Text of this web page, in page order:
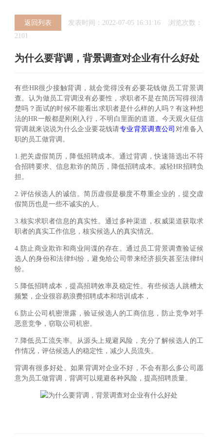
返回列表
发表时间：2022-07-05 16:31:16 浏览次数：
2101
为什么要背调，背景调查对企业有什么好处
有些HR很少接触背调，就会觉得没有必要花钱做员工背景调
查。认为做员工背调没有必要性，求职者不是在简历写得很清
楚吗？面试的时候不能看出求职者是什么样的人吗？有这种想
法的HR一般都是刚刚入行，不明白里面的道道。今天观火征信
背调就来说说为什么企业要花钱请专业背景调查公司 对准备入
职的员工做背调。
1.把关虚假简历，降低招聘成本。通过背调，快速筛选出不符
合招聘要求、信息欺诈的简历，降低招聘成本。减轻HR招聘负
担。
2.评估候选人的诚信。简历虚假是极度不尊重企业的，提交虚
假简历也是一些不诚实的人。
3.核实求职者信息的真实性。通过多种渠道，权威渠道获取求
职者的真实工作信息，核实候选人的真实情况。
4.防止商业欺诈和商业间谍的存在。通过员工背景调查验证候
选人的身份和法律纠纷，避免给公司带来经济损失甚至法律纠
纷。
5.降低招聘成本，提高招聘效率及稳定性。有些候选人跳槽太
频繁，企业很容易浪费招聘成本和培训成本，
6.防止公司机密泄露，验证候选人的工商信息，防止竞争对手
恶意竞争，窃取公司机密。
7.降低员工流失率。从源头上规避风险，充分了解候选人的工
作情况，评估候选人的稳定性，减少人员流失。
背调有很多好处。如果背调对企业不好，不会有那么多公司愿
意为员工做背调，背调可以规避各种风险，提高招聘质量。